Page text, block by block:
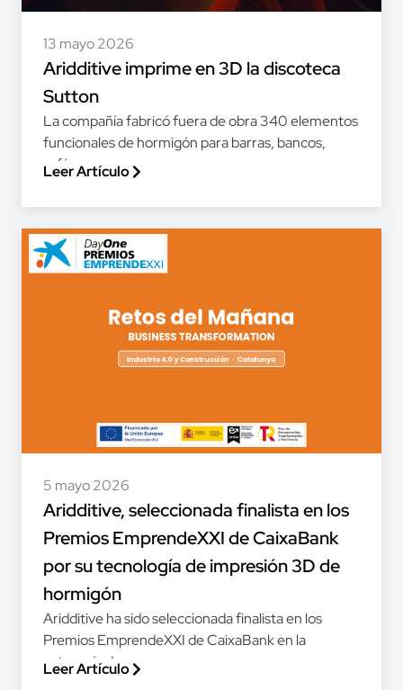
13 mayo 2026
Aridditive imprime en 3D la discoteca
Sutton
La compañía fabricó fuera de obra 340 elementos
funcionales de hormigón para barras, bancos,
sofás,...
Leer Artículo
5 mayo 2026
Aridditive, seleccionada finalista en los
Premios EmprendeXXI de CaixaBank
por su tecnología de impresión 3D de
hormigón
Aridditive ha sido seleccionada finalista en los
Premios EmprendeXXI de CaixaBank en la
categoría de...
Leer Artículo